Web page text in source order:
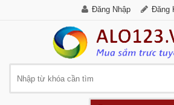
Đăng Nhập Đăng